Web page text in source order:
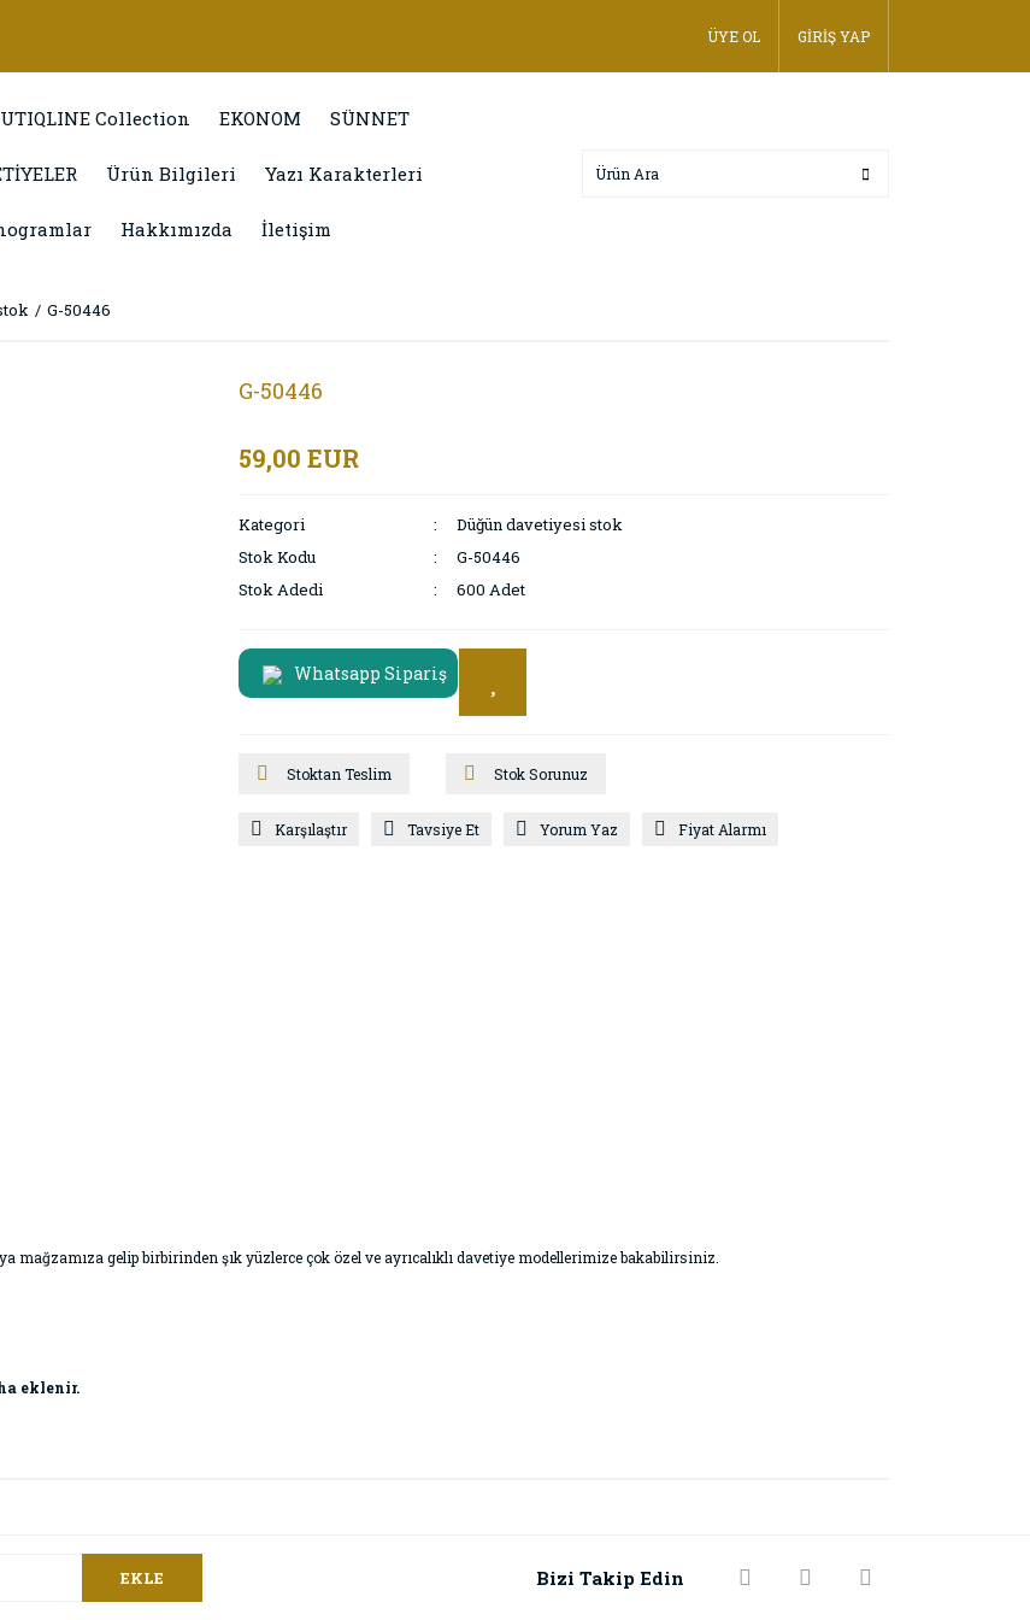
ÜYE OL GİRİŞ YAP
Collection EKONOM SÜNNET
Ürün Bilgileri Yazı Karakterleri
Hakkımızda İletişim
G-50446
G-50446
59,00 EUR
Kategori
Düğün davetiyesi stok
Stok Kodu
G-50446
Stok Adedi
600 Adet
Whatsapp Sipariş
Stoktan Teslim Stok Sorunuz
Karşılaştır Tavsiye Et Yorum Yaz Fiyat Alarmı
mağzamıza gelip birbirinden şık yüzlerce çok özel ve ayrıcalıklı davetiye modellerimize bakabilirsiniz.
eklenir.
EKLE Bizi Takip Edin